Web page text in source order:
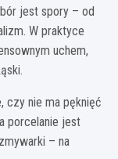
jest spory – od
W praktyce
uchem,
czy nie ma pęknięć
porcelanie jest
– na